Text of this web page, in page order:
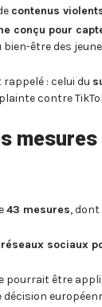
contenus
conçu pour
être des
: celui du
contre
43 mesures,
sociaux
pourrait être